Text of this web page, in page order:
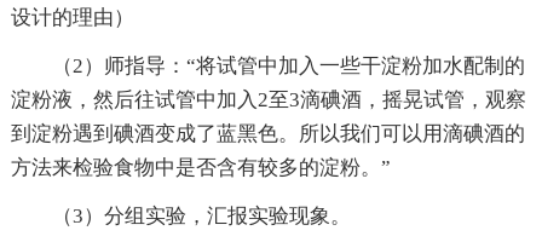
设计的理由）
（2）师指导：“将试管中加入一些干淀粉加水配制的
淀粉液，然后往试管中加入2至3滴碘酒，摇晃试管，观察
到淀粉遇到碘酒变成了蓝黑色。所以我们可以用滴碘酒的
方法来检验食物中是否含有较多的淀粉。”
（3）分组实验，汇报实验现象。